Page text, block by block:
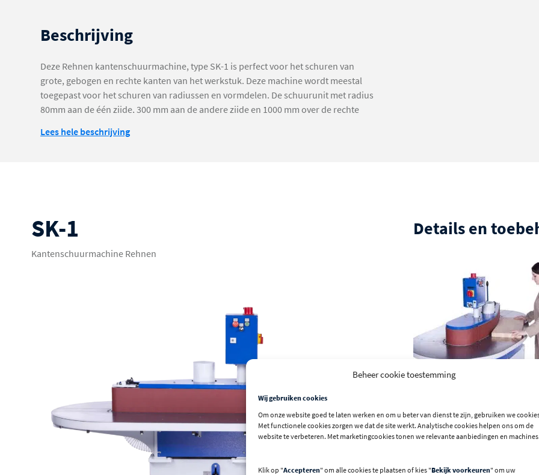
Beheer cookie toestemming
Wij gebruiken cookies
Om onze website goed te laten werken en om u beter van dienst te zijn, gebruiken we
Met functionele cookies zorgen we dat de site werkt. Analytische cookies helpen ons om de
website te verbeteren. Met marketingcookies tonen we relevante aanbiedingen en
Klik op "Accepteren" om alle cookies te plaatsen of kies "Bekijk voorkeuren" om uw
Beschrijving
Deze Rehnen kantenschuurmachine, type SK-1 is perfect voor het schuren van
grote, gebogen en rechte kanten van het werkstuk. Deze machine wordt meestal
toegepast voor het schuren van radiussen en vormdelen. De schuurunit met radius
80mm aan de één zijde, 300 mm aan de andere zijde en 1000 mm over de rechte
gebruiken. De pneumatisch, traploos in de hoogte instelbare oscillatie en de zware
Lees hele beschrijving
SK-1
Kantenschuurmachine Rehnen
Details en